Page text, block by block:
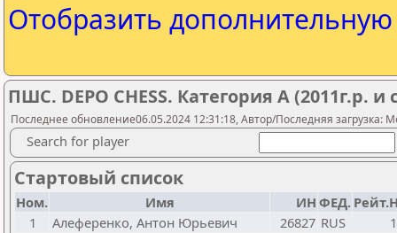
Отобразить
ПШС. DEPO CHESS. Категория А (2011г.р. и
Последнее обновление06.05.2024 12:31:18, Автор/Последняя загрузка:
Search for player
Стартовый список
Ном. Имя ИН ФЕД.
1
Алеференко, Антон Юрьевич 26827 RUS